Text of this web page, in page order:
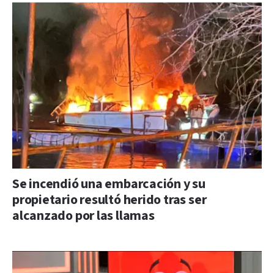
Se incendió una embarcación y su
propietario resultó herido tras ser
alcanzado por las llamas